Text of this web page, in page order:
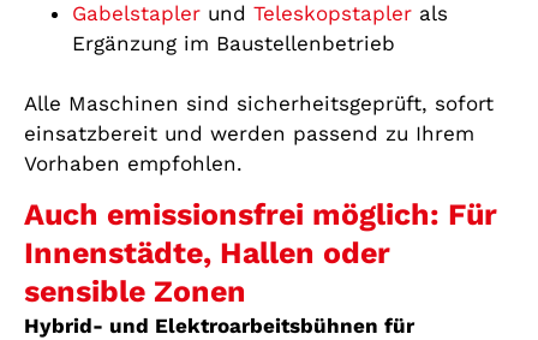
Gabelstapler und Teleskopstapler als
Ergänzung im Baustellenbetrieb
Alle Maschinen sind sicherheitsgeprüft, sofort
einsatzbereit und werden passend zu Ihrem
Vorhaben empfohlen.
Auch emissionsfrei möglich: Für
Innenstädte, Hallen oder
sensible Zonen
Hybrid- und Elektroarbeitsbühnen für